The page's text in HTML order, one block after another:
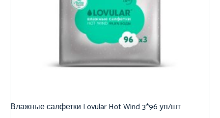
Влажные салфетки Lovular Hot Wind 3*96 уп/шт